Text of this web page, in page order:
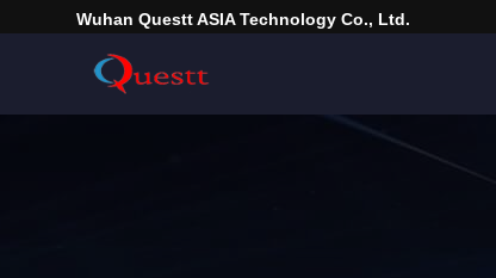
Wuhan Questt ASIA Technology Co., Ltd.